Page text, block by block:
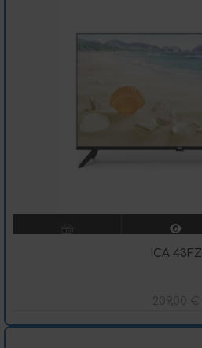
ICA 43FZ
209,00 €